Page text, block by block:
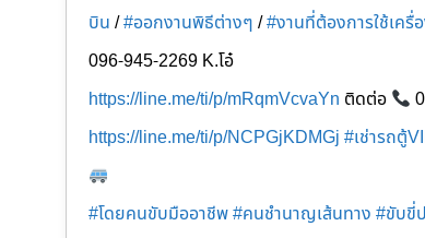
บิน /#ออกงานพิธีต่างๆ /#งานที่ต้องการใช้เครื่
096-945-2269 K.โอ๋
https://line.me/ti/p/mRqmVcvaYn ติดต่อ
https://line.me/ti/p/NCPGjKDMGj #เช่ารถตู้
#โดยคนขับมืออาชีพ#คนชำนาญเส้นทาง #ขับขี่